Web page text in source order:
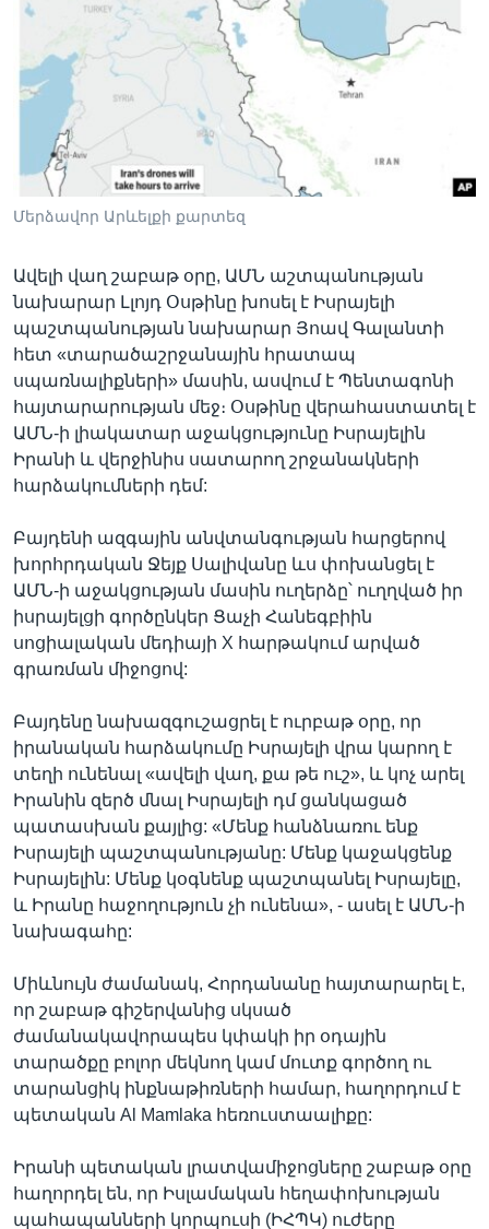
Մերձավոր Արևելքի քարտեզ
Ավելի վաղ շաբաթ օրը, ԱՄՆ աշտպանության
նախարար Լլոյդ Օսթինը խոսել է Իսրայելի
պաշտպանության նախարար Յոավ Գալանտի
հետ «տարածաշրջանային հրատապ
սպառնալիքների» մասին, ասվում է Պենտագոնի
հայտարարության մեջ։ Օսթինը վերահաստատել է
ԱՄՆ-ի լիակատար աջակցությունը Իսրայելին
Իրանի և վերջինիս սատարող շրջանակների
հարձակումների դեմ:
Բայդենի ազգային անվտանգության հարցերով
խորհրդական Ջեյք Սալիվանը ևս փոխանցել է
ԱՄՆ-ի աջակցության մասին ուղերձը՝ ուղղված իր
իսրայելցի գործընկեր Ցաչի Հանեգբիին
սոցիալական մեդիայի X հարթակում արված
գրառման միջոցով:
Բայդենը նախազգուշացրել է ուրբաթ օրը, որ
իրանական հարձակումը Իսրայելի վրա կարող է
տեղի ունենալ «ավելի վաղ, քա թե ուշ», և կոչ արել
Իրանին զերծ մնալ Իսրայելի դմ ցանկացած
պատասխան քայլից: «Մենք հանձնառու ենք
Իսրայելի պաշտպանությանը: Մենք կաջակցենք
Իսրայելին: Մենք կօգնենք պաշտպանել Իսրայելը,
և Իրանը հաջողություն չի ունենա», - ասել է ԱՄՆ-ի
նախագահը:
Միևնույն ժամանակ, Հորդանանը հայտարարել է,
որ շաբաթ գիշերվանից սկսած
ժամանակավորապես կփակի իր օդային
տարածքը բոլոր մեկնող կամ մուտք գործող ու
տարանցիկ ինքնաթիռների համար, հաղորդում է
պետական Al Mamlaka հեռուստաալիքը:
Իրանի պետական լրատվամիջոցները շաբաթ օրը
հաղորդել են, որ Իսլամական հեղափոխության
պահապանների կորպուսի (ԻՀՊԿ) ուժերը